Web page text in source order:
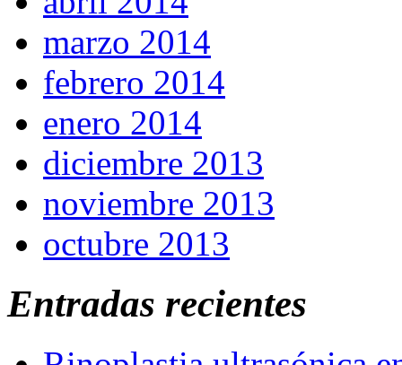
marzo 2014
febrero 2014
enero 2014
diciembre 2013
noviembre 2013
octubre 2013
Entradas recientes